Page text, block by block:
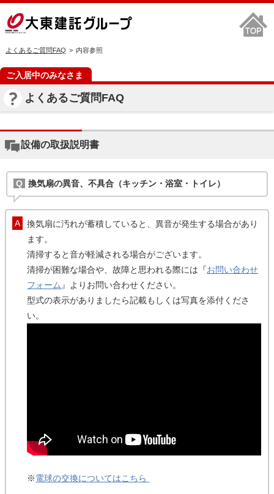
よくあるご質問FAQ 内容参照
ご入居中のみなさま
よくあるご質問FAQ
設備の取扱説明書
換気扇の異音、不具合（キッチン・浴室・トイレ）
換気扇に汚れが蓄積していると、異音が発生する場合があり
ます。
清掃すると音が軽減される場合がございます。
清掃が困難な場合や、故障と思われる際には『お問い合わせ
フォーム 』よりお問い合わせください。
型式の表示がありましたら記載もしくは写真を添付くださ
い。
※電球の交換についてはこちら